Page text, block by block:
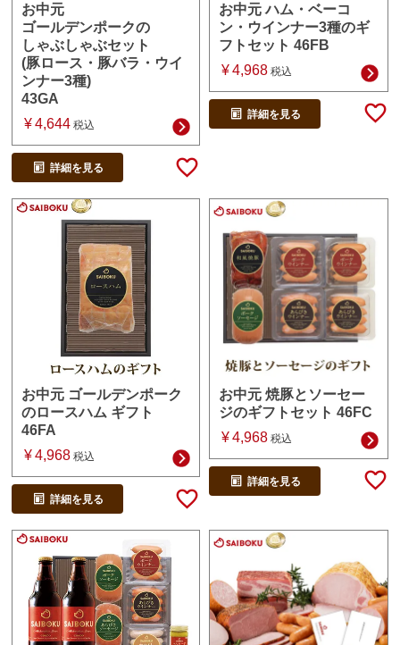
お中元
ゴールデンポークの
しゃぶしゃぶセット
(豚ロース・豚バラ・ウイ
ンナー3種)
43GA
¥ 4,644 税込
詳細を見る
お中元 ハム・ベーコ
ン・ウインナー3種のギ
フトセット 46FB
¥4,968 税込
詳細を見る
お中元 ゴールデンポーク
のロースハム ギフト
46FA
¥ 4,968 税込
詳細を見る
お中元 焼豚とソーセー
ジのギフトセット 46FC
¥4,968 税込
詳細を見る